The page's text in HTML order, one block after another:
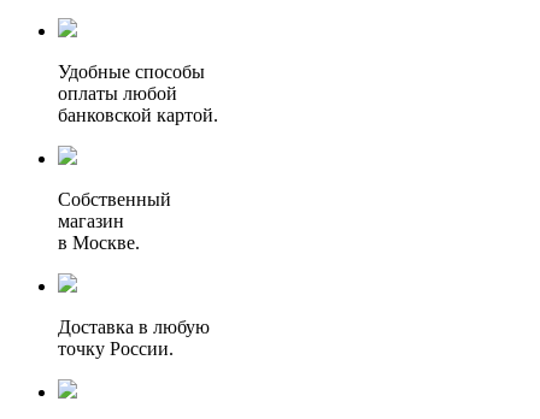
Удобные способы
оплаты любой
банковской картой.
Собственный
магазин
в Москве.
Доставка в любую
точку России.